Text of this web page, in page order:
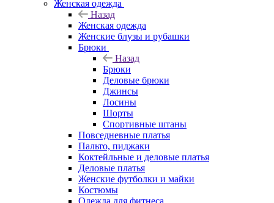
Женская одежда
Назад
Женская одежда
Женские блузы и рубашки
Брюки
Назад
Брюки
Деловые брюки
Джинсы
Лосины
Шорты
Спортивные штаны
Повседневные платья
Пальто, пиджаки
Коктейльные и деловые платья
Деловые платья
Женские футболки и майки
Костюмы
Одежда для фитнеса